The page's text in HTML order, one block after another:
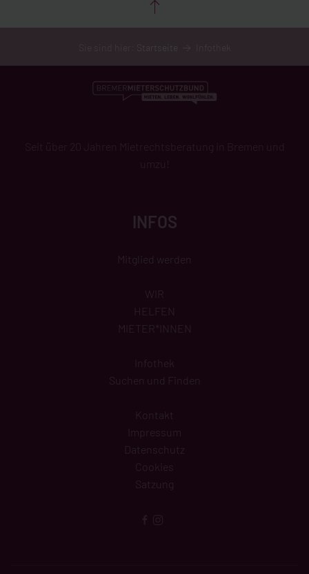
Startseite
Seit über 20 Jahren Mietrechtsberatung in Bremen und
umzu!
INFOS
Mitglied werden
WIR
HELFEN
MIETER*INNEN
Infothek
Suchen und Finden
Kontakt
Impressum
Datenschutz
Cookies
Satzung